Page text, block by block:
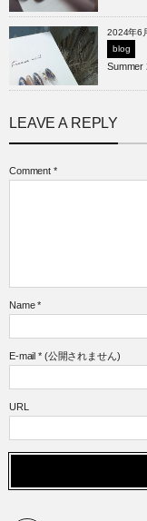
2024年6
blog
Summer
LEAVE A REPLY
Comment *
Name *
E-mail *(公開されません)
URL